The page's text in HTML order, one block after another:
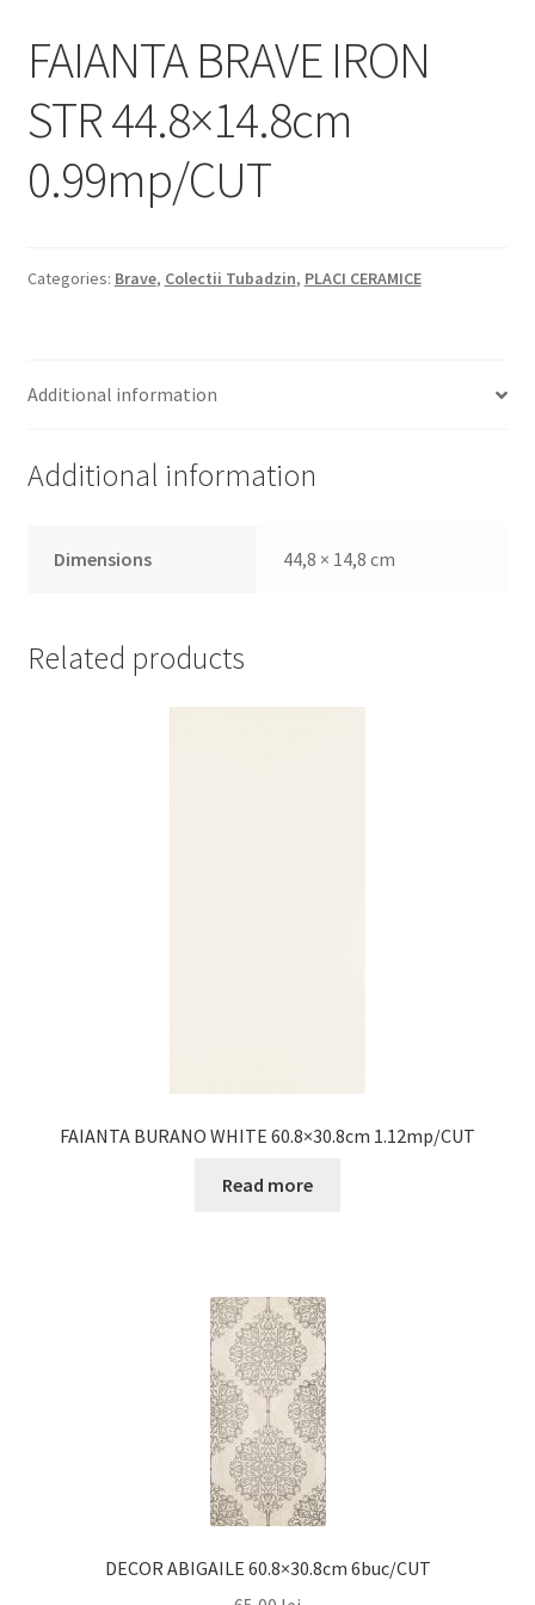
Plata si Livrare
Politică de confidențialitate
Politica de cookie
Plată
FAIANTA BRAVE IRON
STR 44.8×14.8cm
0.99mp/CUT
Categories: Brave, Colectii Tubadzin, PLACI CERAMICE
Additional information
Additional information
Dimensions 44,8 × 14,8 cm
Related products
FAIANTA BURANO WHITE 60.8×30.8cm 1.12mp/CUT
Read more
DECOR ABIGAILE 60.8×30.8cm 6buc/CUT